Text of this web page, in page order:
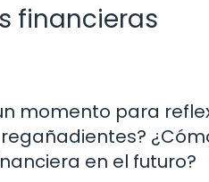
financieras
momento para
en el futuro?